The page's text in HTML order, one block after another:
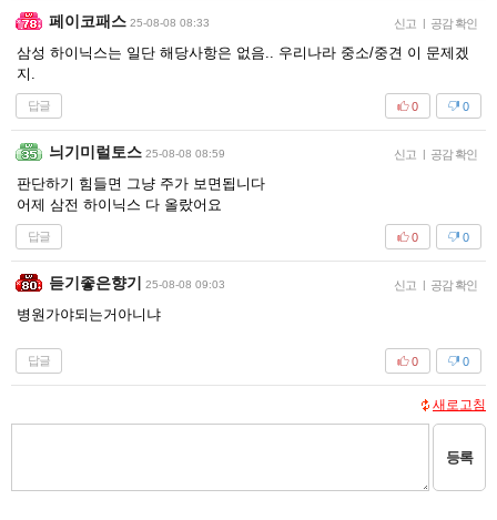
페이코패스 25-08-08 08:33 신고 | 공감 확인
삼성 하이닉스는 일단 해당사항은 없음.. 우리나라 중소/중견 이 문제겠
지.
답글 0
0
늬기미럴토스 25-08-08 08:59 신고 | 공감 확인
판단하기 힘들면 그냥 주가 보면됩니다
어제 삼전 하이닉스 다 올랐어요
답글 0
0
듣기좋은향기 25-08-08 09:03 신고 | 공감 확인
병원가야되는거아니냐
답글 0
0
새로고침
등록